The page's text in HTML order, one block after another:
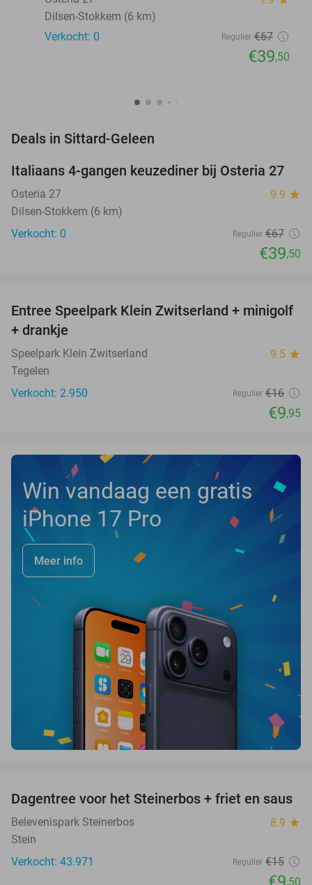
Dilsen-Stokkem (6 km)
Verkocht: 0
Regulier €67
€39,50
Deals in Sittard-Geleen
41%
TODAY
Italiaans 4-gangen keuzediner bij Osteria 27
Osteria 27 9.9 star
Dilsen-Stokkem (6 km)
Verkocht: 0
Regulier €67
€39,50
38%
Entree Speelpark Klein Zwitserland + minigolf
+ drankje
Speelpark Klein Zwitserland 9.5 star
Tegelen
Verkocht: 2.950
Regulier €16
€9,95
Win vandaag een gratis
iPhone 17 Pro
Meer info
37%
Dagentree voor het Steinerbos + friet en saus
Belevenispark Steinerbos 8.9 star
Stein
Verkocht: 43.971
Regulier €15
,50